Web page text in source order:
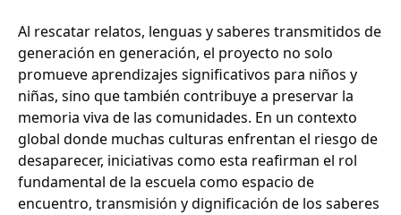
Al rescatar relatos, lenguas y saberes transmitidos de
generación en generación, el proyecto no solo
promueve aprendizajes significativos para niños y
niñas, sino que también contribuye a preservar la
memoria viva de las comunidades. En un contexto
global donde muchas culturas enfrentan el riesgo de
desaparecer, iniciativas como esta reafirman el rol
fundamental de la escuela como espacio de
encuentro, transmisión y dignificación de los saberes